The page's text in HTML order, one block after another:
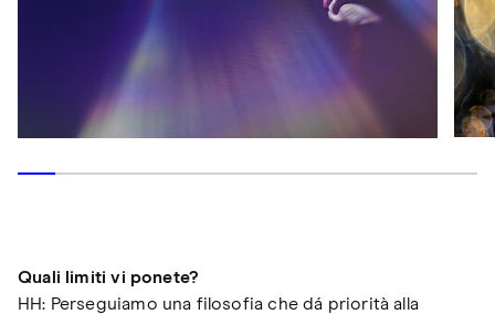
Quali limiti vi ponete?
HH: Perseguiamo una filosofia che dá priorità alla